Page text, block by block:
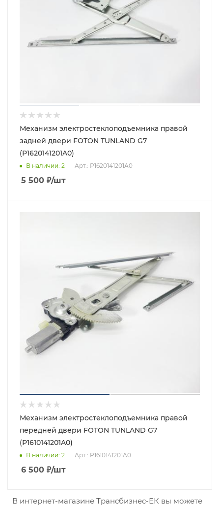
Механизм электростеклоподъемника правой
задней двери FOTON TUNLAND G7
(P1620141201A0)
В наличии: 2 Арт.: P1620141201A0
5 500 ₽/шт
Механизм электростеклоподъемника правой
передней двери FOTON TUNLAND G7
(P1610141201A0)
В наличии: 2 Арт.: P1610141201A0
6 500 ₽/шт
В интернет-магазине Трансбизнес-ЕК вы можете